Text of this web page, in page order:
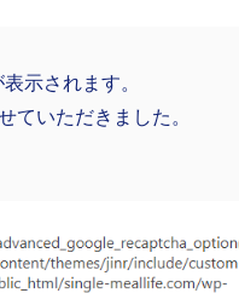
示されます。
ていただきました。